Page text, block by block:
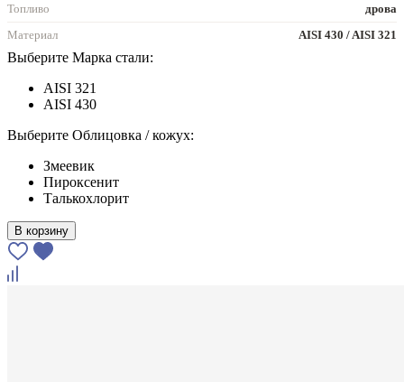
Топливо
дрова
Материал
AISI 430 / AISI 321
Выберите Марка стали:
AISI 321
AISI 430
Выберите Облицовка / кожух:
Змеевик
Пироксенит
Талькохлорит
В корзину